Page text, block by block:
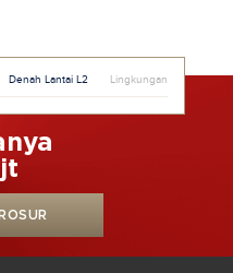
Denah Lantai L2 Lingkungan